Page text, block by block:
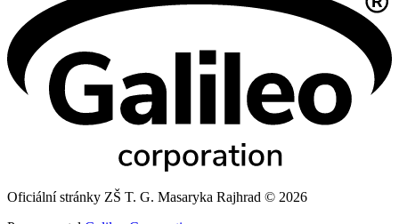
Oficiální stránky ZŠ T. G. Masaryka Rajhrad © 2026